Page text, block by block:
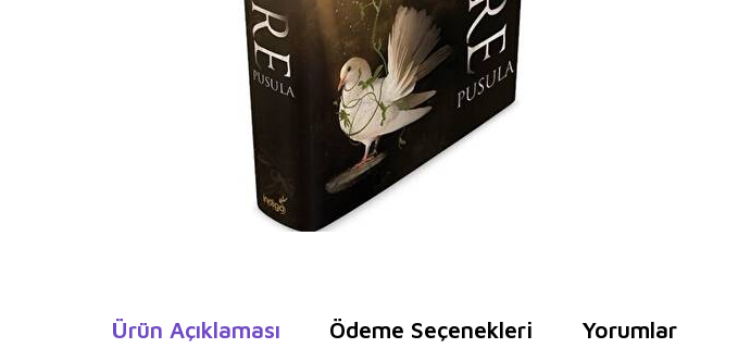
Ürün Açıklaması Ödeme Seçenekleri Yorumlar